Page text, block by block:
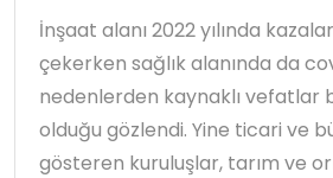
İnşaat alanı 2022 yılında
çekerken sağlık alanında da
nedenlerden kaynaklı vefatlar
olduğu gözlendi. Yine ticari ve
gösteren kuruluşlar, tarım ve